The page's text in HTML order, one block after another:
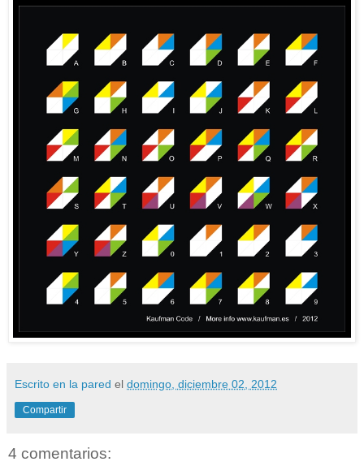
Escrito en la pared el domingo, diciembre 02, 2012
Compartir
4 comentarios: